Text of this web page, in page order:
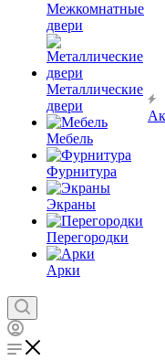
Межкомнатные
двери
Металлические
двери
Мебель
Фурнитура
Экраны
Перегородки
Арки